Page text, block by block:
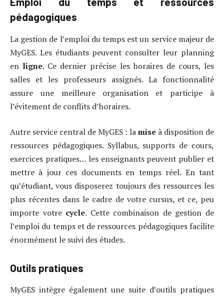
pédagogiques
La gestion de l’emploi du temps est un service majeur de
MyGES. Les étudiants peuvent consulter leur planning
en ligne. Ce dernier précise les horaires de cours, les
salles et les professeurs assignés. La fonctionnalité
assure une meilleure organisation et participe à
l’évitement de conflits d’horaires.
Autre service central de MyGES : lamise à disposition de
ressources pédagogiques. Syllabus, supports de cours,
exercices pratiques… les enseignants peuvent publier et
mettre à jour ces documents en temps réel. En tant
qu’étudiant, vous disposerez toujours des ressources les
plus récentes dans le cadre de votre cursus, et ce, peu
importe votre cycle. Cette combinaison de gestion de
l’emploi du temps et de ressources pédagogiques facilite
énormément le suivi des études.
Outils pratiques
MyGES intègre également une suite d’outils pratiques